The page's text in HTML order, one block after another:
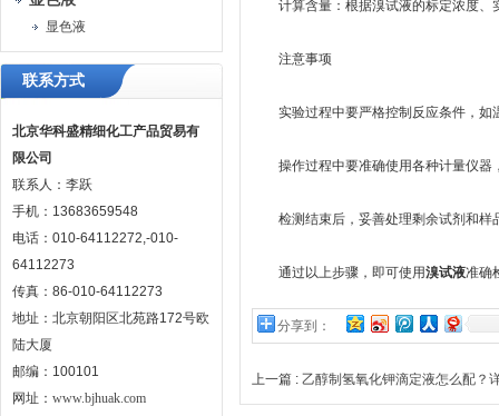
显色液
联系方式
北京华科盛精细化工产品贸易有
限公司
联系人：李跃
手机：13683659548
电话：010-64112272,-010-
64112273
传真：86-010-64112273
地址：北京朝阳区北苑路172号欧
陆大厦
邮编：100101
网址： www.bjhuak.com
计算含量：根据溴试液的标定浓度、
注意事项
实验过程中要严格控制反应条件，如
操作过程中要准确使用各种计量仪器
检测结束后，妥善处理剩余试剂和样
通过以上步骤，即可使用溴试液准确
分享到：
上一篇 : 乙醇制氢氧化钾滴定液怎么配？